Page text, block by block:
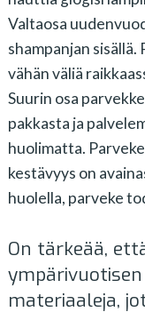
Valtaosa
shampanjan
vähän väliä
Suurin osa
pakkasta ja
huolimatta.
kestävyys on
huolella, parveke
On tärkeää,
materiaaleja,